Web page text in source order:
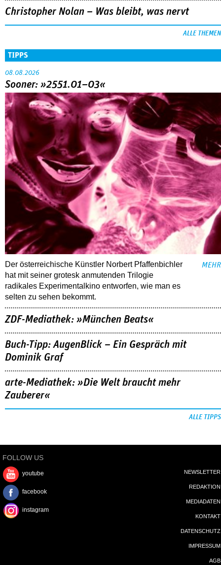
Christopher Nolan – Was bleibt, was nervt
ALLE THEMEN
TIPPS
08.08.2026
Sooner: »2551.01–03«
Der österreichische Künstler Norbert Pfaffenbichler
hat mit seiner grotesk anmutenden Trilogie
radikales Experimentalkino entworfen, wie man es
selten zu sehen bekommt.
MEHR
ZDF-Mediathek: »München Beats«
Buch-Tipp: AugenBlick – Ein Gespräch mit
Dominik Graf
arte-Mediathek: »Die Welt braucht mehr
Zauberer«
ALLE TIPPS
FOLLOW US
youtube
facebook
instagram
NEWSLETTER
REDAKTION
MEDIADATEN
KONTAKT
DATENSCHUTZ
IMPRESSUM
AGB